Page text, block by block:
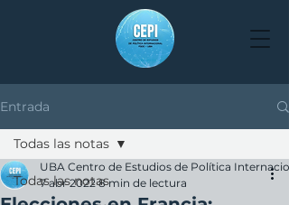
Entrada
Todas las notas
Todas las notas
UBA Centro de Estudios de Política
7 abr 2022 8 min de lectura